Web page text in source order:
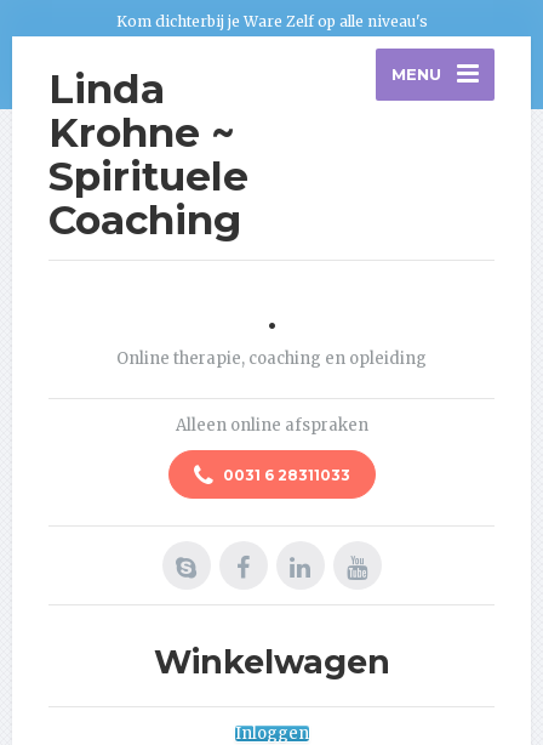
Kom dichterbij je Ware Zelf op alle niveau's
Linda
Krohne ~
Spirituele
Coaching
MENU
.
Online therapie, coaching en opleiding
Alleen online afspraken
0031 6 28311033
Winkelwagen
Inloggen